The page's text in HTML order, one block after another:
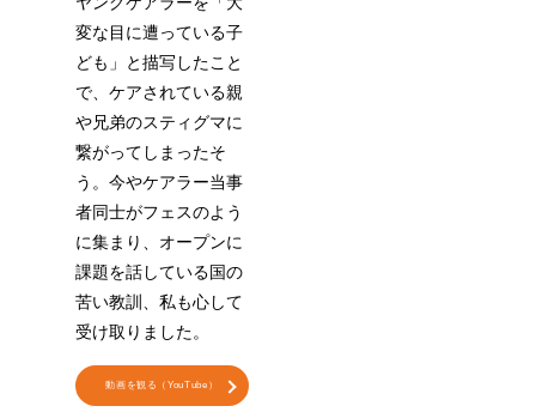
変な目に遭っている子
ども」と描写したこと
で、ケアされている親
や兄弟のスティグマに
繋がってしまったそ
う。今やケアラー当事
者同士がフェスのよう
に集まり、オープンに
課題を話している国の
苦い教訓、私も心して
受け取りました。
動画を観る（YouTube）